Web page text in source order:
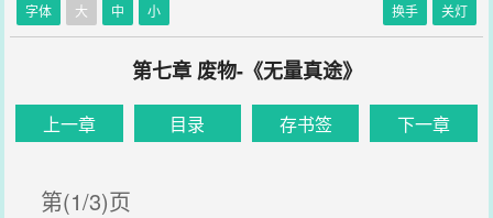
字体 大 中 小 换手 关灯
第七章 废物-《无量真途》
上一章 目录 存书签 下一章
第(1/3)页